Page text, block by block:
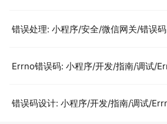
错误处理: 小程序/安全/微信网关/错误码
Errno错误码: 小程序/开发/指南/调试/
错误码设计: 小程序/开发/指南/调试/